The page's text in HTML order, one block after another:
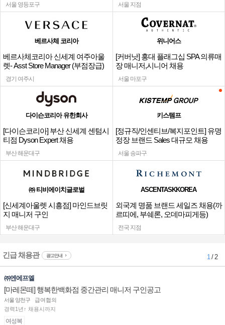
서울 영등포구 서울 지점
베르사체 코리아
베르사체코리아 신세계 여주아울
렛- Asst Store Manager (부점장급)
채용
경기 여주시
위니어스
[커버낫] 홍대 플래그십 SPA 의류매
장 매니저,시니어 채용
서울 마포구
다이슨코리아 유한회사
[다이슨코리아] 부산 신세계 센텀시
티점 Dyson Expert 채용
부산 해운대구
키스템프
[정규직/인센티브/복지포인트] 유명
정장 브랜드 Sales 대규모 채용
서울 송파구
㈜ 티비에이치글로벌
[신세계아울렛 시흥점] 마인드브릿
지 매니저 구인
부산 해운대구
ASCENTASKKOREA
외국계 명품 브랜드 세일즈 채용(까
르띠에, 부쉐론, 오데마피게등)
전국 지점
긴급 채용관 광고안내 1/ 2
㈜엔에프엘
[마레몬떼] 행복한백화점 중간관리 매니저 구인공고
서울 양천구
급여협의
경력1년↑ 채용시까지
여성복